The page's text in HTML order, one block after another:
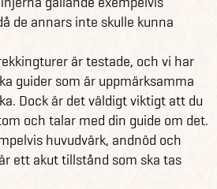
de annars inte skulle kunna
är testade, och vi har
guider som är uppmärksamma
Dock är det väldigt viktigt att du
och talar med din guide om det.
huvudvärk, andnöd och
ett akut tillstånd som ska tas